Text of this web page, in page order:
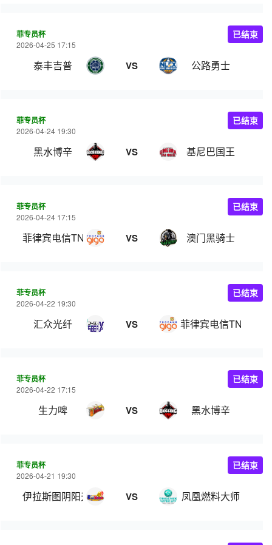
菲专员杯
2026-04-25 17:15
泰丰吉普 VS 公路勇士
已结束
菲专员杯
2026-04-24 19:30
黑水博辛 VS 基尼巴国王
已结束
菲专员杯
2026-04-24 17:15
菲律宾电信TNT VS 澳门黑骑士
已结束
菲专员杯
2026-04-22 19:30
汇众光纤 VS 菲律宾电信TNT
已结束
菲专员杯
2026-04-22 17:15
生力啤 VS 黑水博辛
已结束
菲专员杯
2026-04-21 19:30
伊拉斯图阴阳天 VS 凤凰燃料大师
已结束